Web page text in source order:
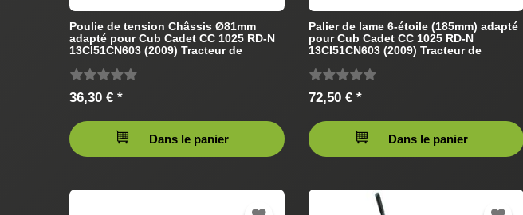
Poulie de tension Châssis Ø81mm
adapté pour Cub Cadet CC 1025 RD-N
13CI51CN603 (2009) Tracteur de
36,30 € *
Dans le panier
Palier de lame 6-étoile (185mm) adapté
pour Cub Cadet CC 1025 RD-N
13CI51CN603 (2009) Tracteur de
72,50 € *
Dans le panier